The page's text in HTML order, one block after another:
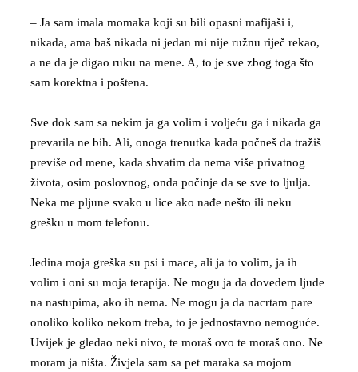
– Ja sam imala momaka koji su bili opasni mafijaši i,
nikada, ama baš nikada ni jedan mi nije ružnu riječ rekao,
a ne da je digao ruku na mene. A, to je sve zbog toga što
sam korektna i poštena.
Sve dok sam sa nekim ja ga volim i voljeću ga i nikada ga
prevarila ne bih. Ali, onoga trenutka kada počneš da tražiš
previše od mene, kada shvatim da nema više privatnog
života, osim poslovnog, onda počinje da se sve to ljulja.
Neka me pljune svako u lice ako nađe nešto ili neku
grešku u mom telefonu.
Jedina moja greška su psi i mace, ali ja to volim, ja ih
volim i oni su moja terapija. Ne mogu ja da dovedem ljude
na nastupima, ako ih nema. Ne mogu ja da nacrtam pare
onoliko koliko nekom treba, to je jednostavno nemoguće.
Uvijek je gledao neki nivo, te moraš ovo te moraš ono. Ne
moram ja ništa. Živjela sam sa pet maraka sa mojom